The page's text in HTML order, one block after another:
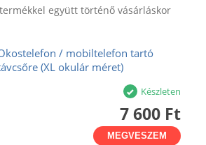
együtt történő vásárláskor
/ mobiltelefon tartó
(XL okulár méret)
Készleten
7 600 Ft
MEGVESZEM